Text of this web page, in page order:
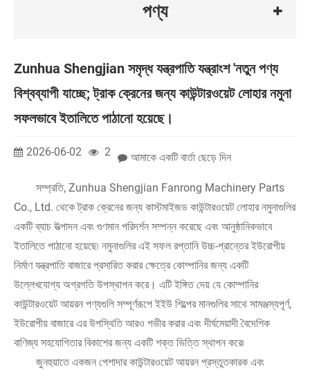
পণ্য
Zunhua Shengjian সমৃদ্ধ যন্ত্রপাতি যন্ত্রাংশ 'নতুন পণ্য
বিশ্বব্যাপী যাচ্ছে; ট্রাক ক্রেনের জন্য কাউন্টারওয়েট লোহার নমুনা
সফলভাবে ইতালিতে পাঠানো হয়েছে।
2026-06-02 2 আমাকে একটি বার্তা ছেড়ে দিন
সম্প্রতি, Zunhua Shengjian Fanrong Machinery Parts
Co., Ltd. থেকে ট্রাক ক্রেনের জন্য কাস্টমাইজড কাউন্টারওয়েট লোহার নমুনাগুলির
একটি ব্যাচ উত্পাদন এবং গুণমান পরিদর্শন সম্পন্ন করেছে এবং আনুষ্ঠানিকভাবে
ইতালিতে পাঠানো হয়েছে৷ নমুনাগুলির এই সফল রপ্তানি উচ্চ-প্রান্তের ইউরোপীয়
নির্মাণ যন্ত্রপাতি বাজারে প্রসারিত করার ক্ষেত্রে কোম্পানির জন্য একটি
উল্লেখযোগ্য অগ্রগতি উপস্থাপন করে। এটি ইঙ্গিত দেয় যে কোম্পানির
কাউন্টারওয়েট আয়রন পণ্যগুলি সম্পূর্ণরূপে ইইউ শিল্পের মানগুলির সাথে সামঞ্জস্যপূর্ণ,
ইউরোপীয় বাজারে এর উপস্থিতি আরও গভীর করার এবং দীর্ঘমেয়াদী বৈদেশিক
বাণিজ্য সহযোগিতার বিকাশের জন্য একটি শক্ত ভিত্তি স্থাপন করে৷
জুনহুয়াতে একজন পেশাদার কাউন্টারওয়েট আয়রন প্রস্তুতকারক এবং